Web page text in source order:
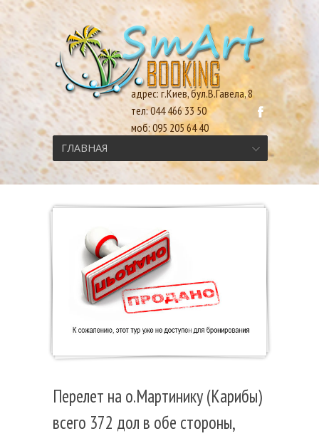
адрес: г.Киев, бул.В.Гавела, 8
тел: 044 466 33 50
моб: 095 205 64 40
ГЛАВНАЯ
Перелет на о.Мартинику (Карибы)
всего 372 дол в обе стороны,